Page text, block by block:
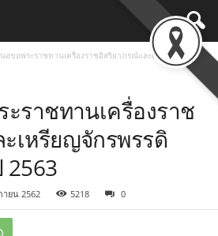
นอขอพระราชทานเครื่องราชอิสริยาภรณ์และเหรียญจักรพรรดิ
ะราชทานเครื่องราช
เหรียญจักรพรรดิ
2563
ายน 2562 5218 0